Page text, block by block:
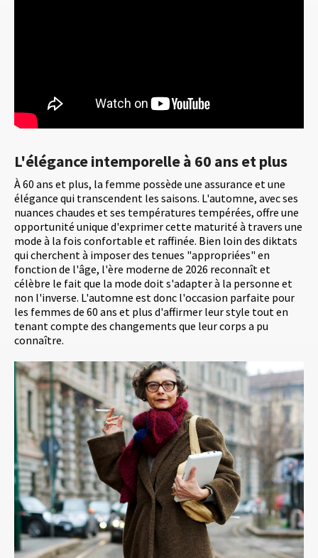
L'élégance intemporelle à 60 ans et plus
À 60 ans et plus, la femme possède une assurance et une
élégance qui transcendent les saisons. L'automne, avec ses
nuances chaudes et ses températures tempérées, offre une
opportunité unique d'exprimer cette maturité à travers une
mode à la fois confortable et raffinée. Bien loin des diktats
qui cherchent à imposer des tenues "appropriées" en
fonction de l'âge, l'ère moderne de 2026 reconnaît et
célèbre le fait que la mode doit s'adapter à la personne et
non l'inverse. L'automne est donc l'occasion parfaite pour
les femmes de 60 ans et plus d'affirmer leur style tout en
tenant compte des changements que leur corps a pu
connaître.